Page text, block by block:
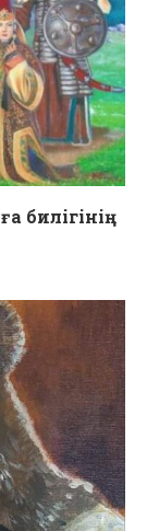
билігінің